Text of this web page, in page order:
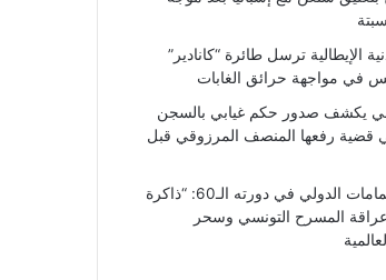
الإيطالية ترسل طائرة “كانادير”
في مواجهة حرائق الغابات
يكشف صدور حكم غيابي بالسجن
قضية رفعها المنصف المرزوقي قبل
مهرجان الحمامات الدولي في دورته الـ60: “ذاكرة
المسرح التونسي وسحر